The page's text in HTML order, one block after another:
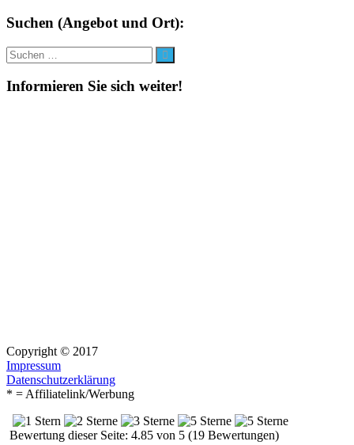
Suchen (Angebot und Ort):
Suche
nach:
Suchen
Informieren Sie sich weiter!
Copyright © 2017
Impressum
Datenschutzerklärung
* = Affiliatelink/Werbung
Bewertung dieser Seite: 4.85 von 5 (19 Bewertungen)